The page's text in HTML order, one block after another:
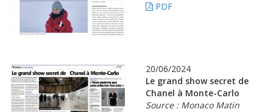
PDF
20/06/2024
Le grand show secret de
Chanel à Monte-Carlo
Source : Monaco Matin